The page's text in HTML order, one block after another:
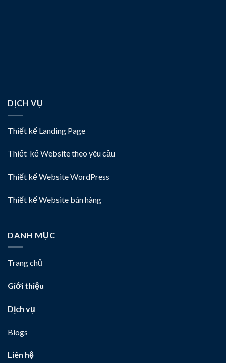
DỊCH VỤ
Thiết kế Landing Page
Thiết kế Website theo yêu cầu
Thiết kế Website WordPress
Thiết kế Website bán hàng
DANH MỤC
Trang chủ
Giới thiệu
Dịch vụ
Blogs
Liên hệ